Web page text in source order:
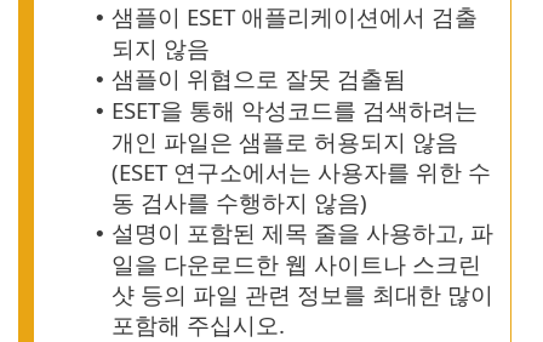
• 샘플이 ESET 애플리케이션에서 검출
되지 않음
• 샘플이 위협으로 잘못 검출됨
• ESET을 통해 악성코드를 검색하려는
개인 파일은 샘플로 허용되지 않음
(ESET 연구소에서는 사용자를 위한 수
동 검사를 수행하지 않음)
• 설명이 포함된 제목 줄을 사용하고, 파
일을 다운로드한 웹 사이트나 스크린
샷 등의 파일 관련 정보를 최대한 많이
포함해 주십시오.